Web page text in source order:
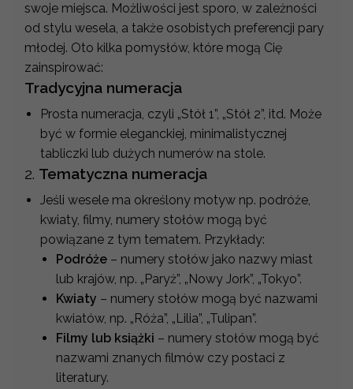
swoje miejsca. Możliwości jest sporo, w zależności
od stylu wesela, a także osobistych preferencji pary
młodej. Oto kilka pomysłów, które mogą Cię
zainspirować:
Tradycyjna numeracja
Prosta numeracja, czyli „Stół 1”, „Stół 2”, itd. Może
być w formie eleganckiej, minimalistycznej
tabliczki lub dużych numerów na stole.
2. Tematyczna numeracja
Jeśli wesele ma określony motyw np. podróże,
kwiaty, filmy, numery stołów mogą być
powiązane z tym tematem. Przykłady:
Podróże – numery stołów jako nazwy miast
lub krajów, np. „Paryż”, „Nowy Jork”, „Tokyo”.
Kwiaty – numery stołów mogą być nazwami
kwiatów, np. „Róża”, „Lilia”, „Tulipan”.
Filmy lub książki – numery stołów mogą być
nazwami znanych filmów czy postaci z
literatury.